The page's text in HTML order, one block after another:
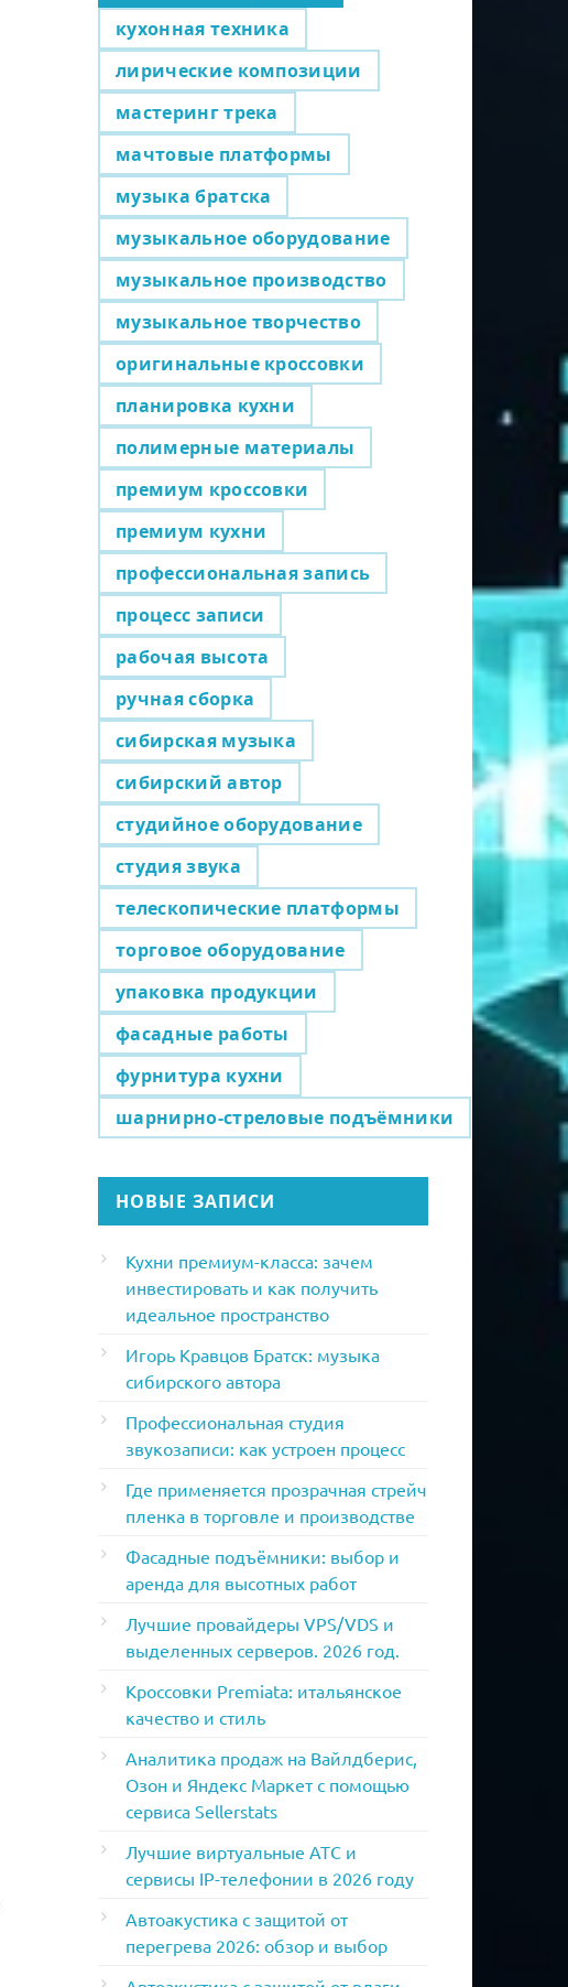
кухонная техника
лирические композиции
мастеринг трека
мачтовые платформы
музыка братска
музыкальное оборудование
музыкальное производство
музыкальное творчество
оригинальные кроссовки
планировка кухни
полимерные материалы
премиум кроссовки
премиум кухни
профессиональная запись
процесс записи
рабочая высота
ручная сборка
сибирская музыка
сибирский автор
студийное оборудование
студия звука
телескопические платформы
торговое оборудование
упаковка продукции
фасадные работы
фурнитура кухни
шарнирно-стреловые подъёмники
НОВЫЕ ЗАПИСИ
Кухни премиум-класса: зачем
инвестировать и как получить
идеальное пространство
Игорь Кравцов Братск: музыка
сибирского автора
Профессиональная студия
звукозаписи: как устроен процесс
Где применяется прозрачная стрейч
пленка в торговле и производстве
Фасадные подъёмники: выбор и
аренда для высотных работ
Лучшие провайдеры VPS/VDS и
выделенных серверов. 2026 год.
Кроссовки Premiata: итальянское
качество и стиль
Аналитика продаж на Вайлдберис,
Озон и Яндекс Маркет с помощью
сервиса Sellerstats
Лучшие виртуальные АТС и
сервисы IP-телефонии в 2026 году
Автоакустика с защитой от
перегрева 2026: обзор и выбор